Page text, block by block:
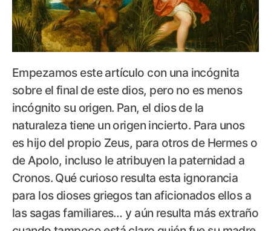
Empezamos este artículo con una incógnita
sobre el final de este dios, pero no es menos
incógnito su origen. Pan, el dios de la
naturaleza tiene un origen incierto. Para unos
es hijo del propio Zeus, para otros de Hermes o
de Apolo, incluso le atribuyen la paternidad a
Cronos. Qué curioso resulta esta ignorancia
para los dioses griegos tan aficionados ellos a
las sagas familiares… y aún resulta más extraño